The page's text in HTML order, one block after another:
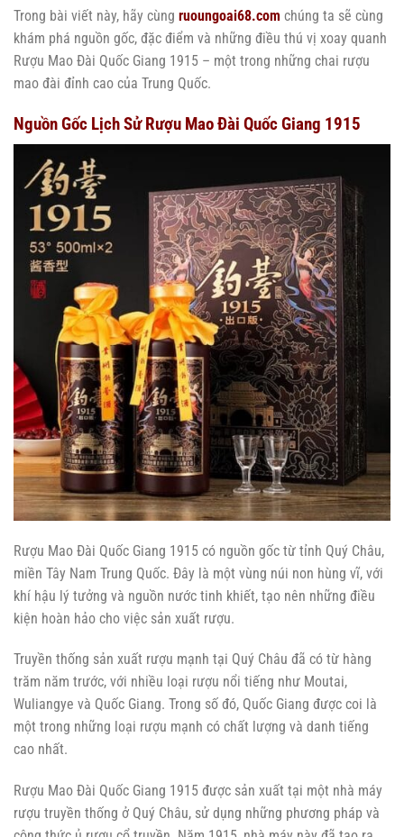
Trong bài viết này, hãy cùng ruoungoai68.com chúng ta sẽ cùng
khám phá nguồn gốc, đặc điểm và những điều thú vị xoay quanh
Rượu Mao Đài Quốc Giang 1915 – một trong những chai rượu
mao đài đỉnh cao của Trung Quốc.
Nguồn Gốc Lịch Sử Rượu Mao Đài Quốc Giang 1915
Rượu Mao Đài Quốc Giang 1915 có nguồn gốc từ tỉnh Quý Châu,
miền Tây Nam Trung Quốc. Đây là một vùng núi non hùng vĩ, với
khí hậu lý tưởng và nguồn nước tinh khiết, tạo nên những điều
kiện hoàn hảo cho việc sản xuất rượu.
Truyền thống sản xuất rượu mạnh tại Quý Châu đã có từ hàng
trăm năm trước, với nhiều loại rượu nổi tiếng như Moutai,
Wuliangye và Quốc Giang. Trong số đó, Quốc Giang được coi là
một trong những loại rượu mạnh có chất lượng và danh tiếng
cao nhất.
Rượu Mao Đài Quốc Giang 1915 được sản xuất tại một nhà máy
rượu truyền thống ở Quý Châu, sử dụng những phương pháp và